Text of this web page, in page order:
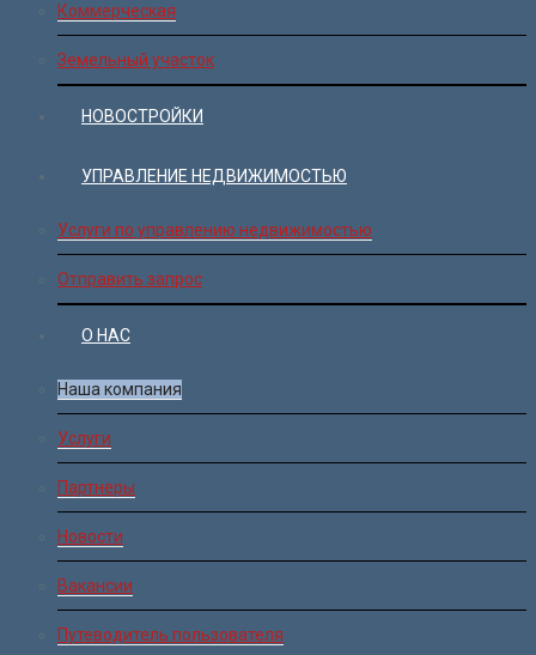
Коммерческая
Земельный участок
НОВОСТРОЙКИ
УПРАВЛЕНИЕ НЕДВИЖИМОСТЬЮ
Услуги по управлению недвижимостью
Отправить запрос
О НАС
Наша компания
Услуги
Партнеры
Новости
Вакансии
Путеводитель пользователя